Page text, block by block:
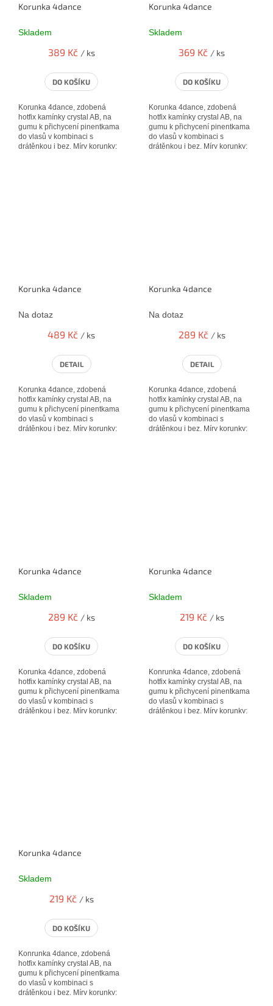
Korunka 4dance
Skladem
389 Kč / ks
DO KOŠÍKU
Korunka 4dance, zdobená
hotfix kamínky crystal AB, na
gumu k přichycení pinentkama
do vlasů v kombinaci s
drátěnkou i bez. Míry korunky:
Korunka 4dance
Skladem
369 Kč / ks
DO KOŠÍKU
Korunka 4dance, zdobená
hotfix kamínky crystal AB, na
gumu k přichycení pinentkama
do vlasů v kombinaci s
drátěnkou i bez. Míry korunky:
Korunka 4dance
Na dotaz
489 Kč / ks
DETAIL
Korunka 4dance, zdobená
hotfix kamínky crystal AB, na
gumu k přichycení pinentkama
do vlasů v kombinaci s
drátěnkou i bez. Míry korunky:
Korunka 4dance
Na dotaz
289 Kč / ks
DETAIL
Korunka 4dance, zdobená
hotfix kamínky crystal AB, na
gumu k přichycení pinentkama
do vlasů v kombinaci s
drátěnkou i bez. Míry korunky:
Korunka 4dance
Skladem
289 Kč / ks
DO KOŠÍKU
Korunka 4dance, zdobená
hotfix kamínky crystal AB, na
gumu k přichycení pinentkama
do vlasů v kombinaci s
drátěnkou i bez. Míry korunky:
Korunka 4dance
Skladem
219 Kč / ks
DO KOŠÍKU
Konrunka 4dance, zdobená
hotfix kamínky crystal AB, na
gumu k přichycení pinentkama
do vlasů v kombinaci s
drátěnkou i bez. Míry korunky:
Korunka 4dance
Skladem
219 Kč / ks
DO KOŠÍKU
Konrunka 4dance, zdobená
hotfix kamínky crystal AB, na
gumu k přichycení pinentkama
do vlasů v kombinaci s
drátěnkou i bez. Míry korunky: